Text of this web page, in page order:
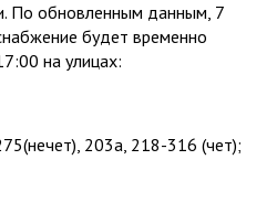
По обновленным данным, 7
будет временно
на улицах:
203а, 218-316 (чет);